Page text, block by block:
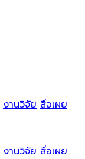
งานวิจัย สื่อเผย
งานวิจัย สื่อเผย